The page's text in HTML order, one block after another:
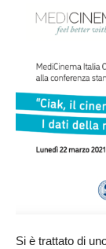
Si è trattato di